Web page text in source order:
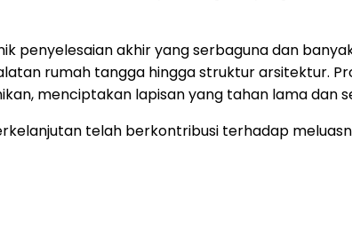
penyelesaian akhir yang serbaguna dan
rumah tangga hingga struktur arsitektur.
menciptakan lapisan yang tahan lama dan
telah berkontribusi terhadap